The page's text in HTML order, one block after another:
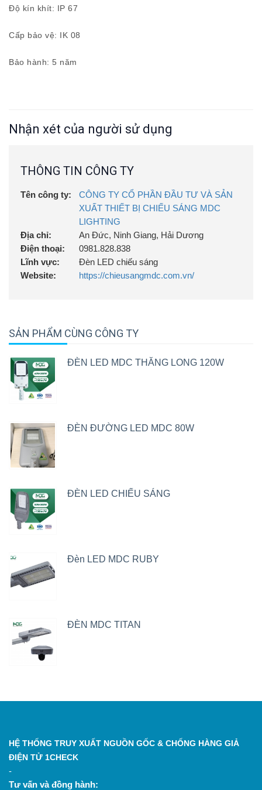
Độ kín khít: IP 67
Cấp bảo vệ: IK 08
Bảo hành: 5 năm
Nhận xét của người sử dụng
THÔNG TIN CÔNG TY
Tên công ty:
CÔNG TY CỔ PHẦN ĐẦU TƯ VÀ SẢN
XUẤT THIẾT BỊ CHIẾU SÁNG MDC
LIGHTING
Địa chỉ:
An Đức, Ninh Giang, Hải Dương
Điện thoại:
0981.828.838
Lĩnh vực:
Đèn LED chiếu sáng
Website:
https://chieusangmdc.com.vn/
SẢN PHẨM CÙNG CÔNG TY
ĐÈN LED MDC THĂNG LONG 120W
ĐÈN ĐƯỜNG LED MDC 80W
ĐÈN LED CHIẾU SÁNG
Đèn LED MDC RUBY
ĐÈN MDC TITAN
HỆ THỐNG TRUY XUẤT NGUỒN GỐC & CHỐNG HÀNG GIẢ
ĐIỆN TỬ 1CHECK
-
Tư vấn và đồng hành: